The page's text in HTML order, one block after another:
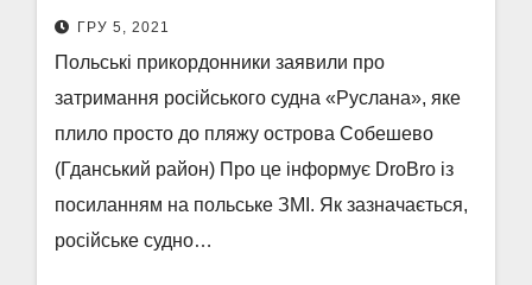
ГРУ 5, 2021
Польські прикордонники заявили про
затримання російського судна «Руслана», яке
плило просто до пляжу острова Собешево
(Гданський район) Про це інформує DroBro із
посиланням на польське ЗМІ. Як зазначається,
російське судно…